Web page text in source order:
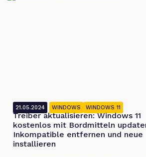
21.05.2024 WINDOWS WINDOWS 11
Treiber aktualisieren: Windows 11
kostenlos mit Bordmitteln
Inkompatible entfernen und neue
installieren